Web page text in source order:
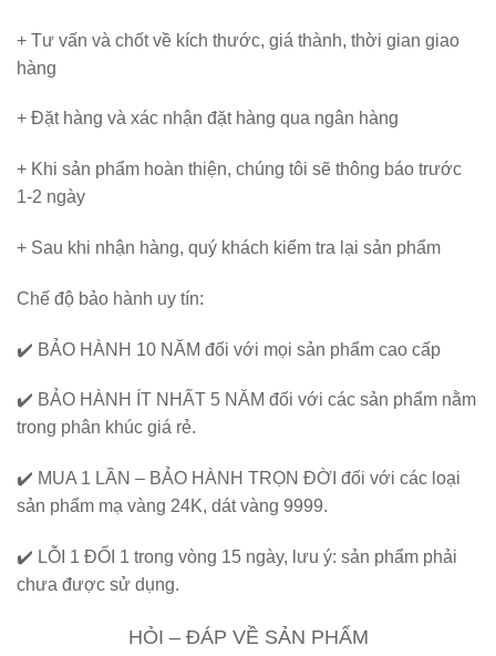
+ Tư vấn và chốt về kích thước, giá thành, thời gian giao
hàng
+ Đặt hàng và xác nhận đặt hàng qua ngân hàng
+ Khi sản phẩm hoàn thiện, chúng tôi sẽ thông báo trước
1-2 ngày
+ Sau khi nhận hàng, quý khách kiểm tra lại sản phẩm
Chế độ bảo hành uy tín:
✔️ BẢO HÀNH 10 NĂM đối với mọi sản phẩm cao cấp
✔️ BẢO HÀNH ÍT NHẤT 5 NĂM đối với các sản phẩm nằm
trong phân khúc giá rẻ.
✔️ MUA 1 LẦN – BẢO HÀNH TRỌN ĐỜI đối với các loại
sản phẩm mạ vàng 24K, dát vàng 9999.
✔️ LỖI 1 ĐỔI 1 trong vòng 15 ngày, lưu ý: sản phẩm phải
chưa được sử dụng.
HỎI – ĐÁP VỀ SẢN PHẨM